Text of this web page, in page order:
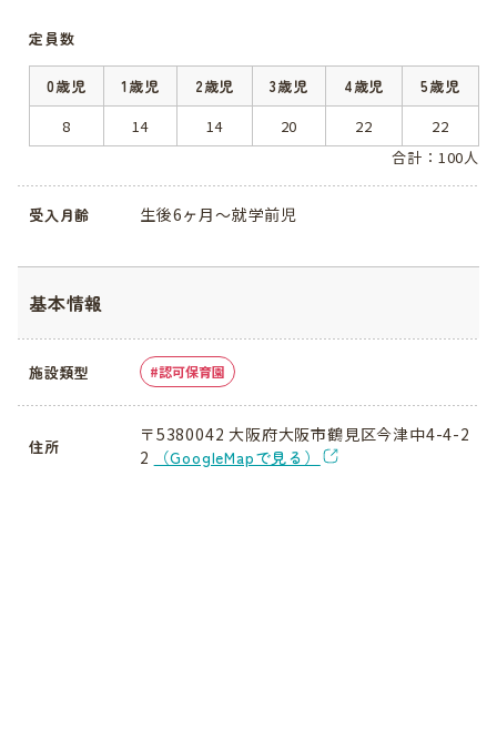
定員数
0歳児 1歳児 2歳児 3歳児 4歳児
5歳児
8
14 14 20 22
22
合計：100人
受入月齢 生後6ヶ月～就学前児
基本情報
施設類型 認可保育園
住所
〒5380042 大阪府大阪市鶴見区今津中4-4-2
2
（GoogleMapで見る）